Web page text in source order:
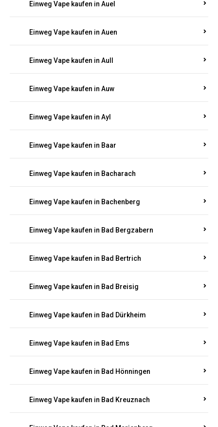
Einweg Vape kaufen in Auel
Einweg Vape kaufen in Auen
Einweg Vape kaufen in Aull
Einweg Vape kaufen in Auw
Einweg Vape kaufen in Ayl
Einweg Vape kaufen in Baar
Einweg Vape kaufen in Bacharach
Einweg Vape kaufen in Bachenberg
Einweg Vape kaufen in Bad Bergzabern
Einweg Vape kaufen in Bad Bertrich
Einweg Vape kaufen in Bad Breisig
Einweg Vape kaufen in Bad Dürkheim
Einweg Vape kaufen in Bad Ems
Einweg Vape kaufen in Bad Hönningen
Einweg Vape kaufen in Bad Kreuznach